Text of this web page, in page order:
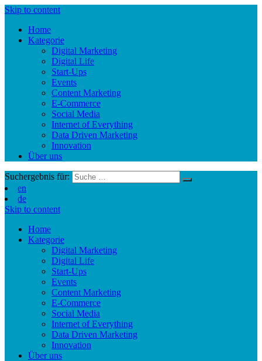
Skip to content
Home
Kategorie
Digital Marketing
Digital Life
Start-Ups
Events
Content Marketing
E-Commerce
Social Media
Internet of Everything
Data Driven Marketing
Innovation
Über uns
Suchergebnis für:
en
de
Skip to content
Home
Kategorie
Digital Marketing
Digital Life
Start-Ups
Events
Content Marketing
E-Commerce
Social Media
Internet of Everything
Data Driven Marketing
Innovation
Über uns